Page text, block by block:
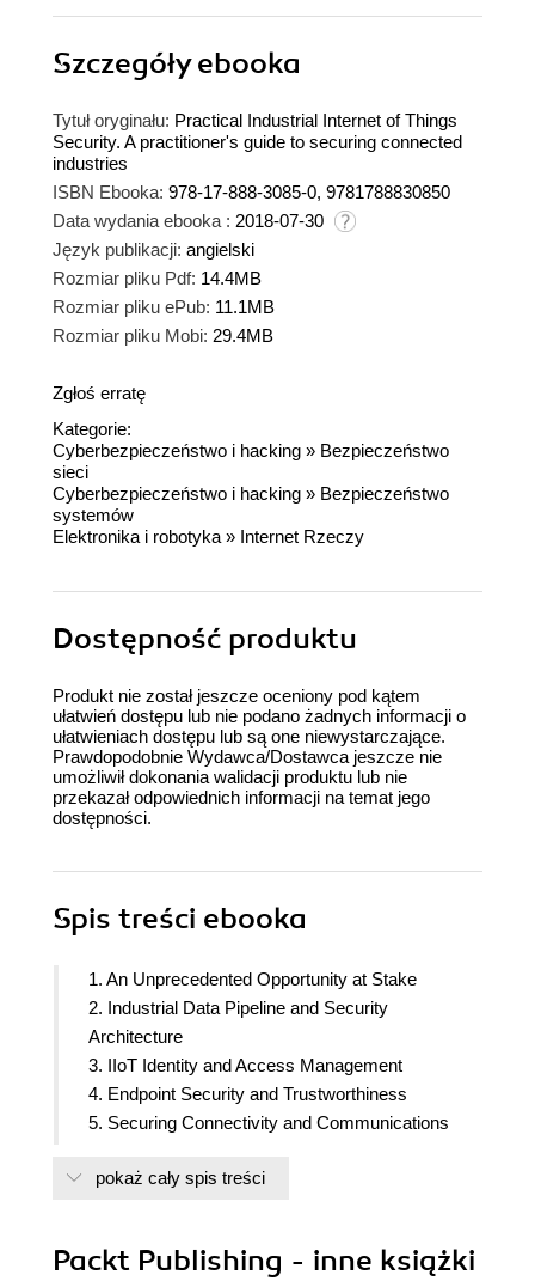
Szczegółyebooka
Tytuł oryginału: Practical Industrial Internet of Things
Security. A practitioner's guide to securing connected
industries
ISBN Ebooka: 978-17-888-3085-0, 9781788830850
Data wydania ebooka : 2018-07-30
Język publikacji: angielski
Rozmiar pliku Pdf: 14.4MB
Rozmiar pliku ePub: 11.1MB
Rozmiar pliku Mobi: 29.4MB
Zgłoś erratę
Kategorie:
Cyberbezpieczeństwo i hacking » Bezpieczeństwo
sieci
Cyberbezpieczeństwo i hacking » Bezpieczeństwo
systemów
Elektronika i robotyka » Internet Rzeczy
Dostępność produktu
Produkt nie został jeszcze oceniony pod kątem
ułatwień dostępu lub nie podano żadnych informacji o
ułatwieniach dostępu lub są one niewystarczające.
Prawdopodobnie Wydawca/Dostawca jeszcze nie
umożliwił dokonania walidacji produktu lub nie
przekazał odpowiednich informacji na temat jego
dostępności.
Spis treści ebooka
1. An Unprecedented Opportunity at Stake
2. Industrial Data Pipeline and Security
Architecture
3. IIoT Identity and Access Management
4. Endpoint Security and Trustworthiness
5. Securing Connectivity and Communications
7. Secure Processes and Governance
10. The Road Ahead
pokaż cały spis treści
Packt Publishing - inne książki